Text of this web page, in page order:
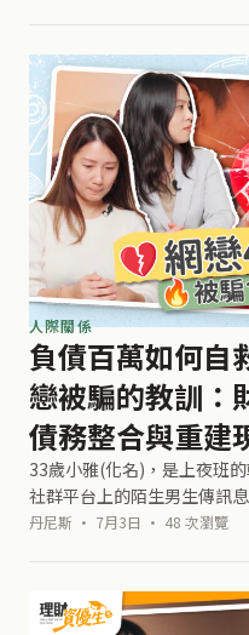
人際關係
負債百萬如何自
戀被騙的教訓：
債務整合與重建
33歲小雅(化名)，是上夜班
社群平台上的陌生男生傳訊
小雅誘導去貸信貸、車貸投
丹尼斯 · 7月3日 · 48 次瀏覽